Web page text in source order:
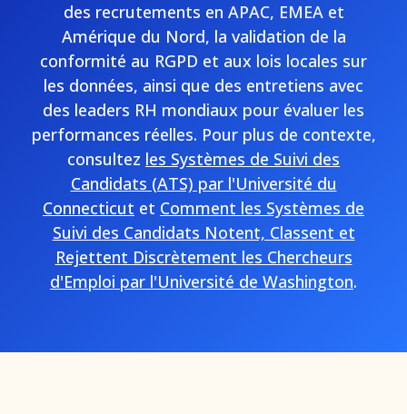
des recrutements en APAC, EMEA et
Amérique du Nord, la validation de la
conformité au RGPD et aux lois locales sur
les données, ainsi que des entretiens avec
des leaders RH mondiaux pour évaluer les
performances réelles. Pour plus de contexte,
consultez les Systèmes de Suivi des
Candidats (ATS) par l'Université du
Connecticut et Comment les Systèmes de
Suivi des Candidats Notent, Classent et
Rejettent Discrètement les Chercheurs
d'Emploi par l'Université de Washington.